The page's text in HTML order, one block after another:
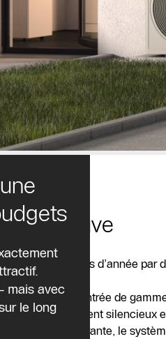
mais avec
le long
neuve
en cours d’année par
la solution d’entrée de
un fonctionnement silencieux
peu encombrante, le